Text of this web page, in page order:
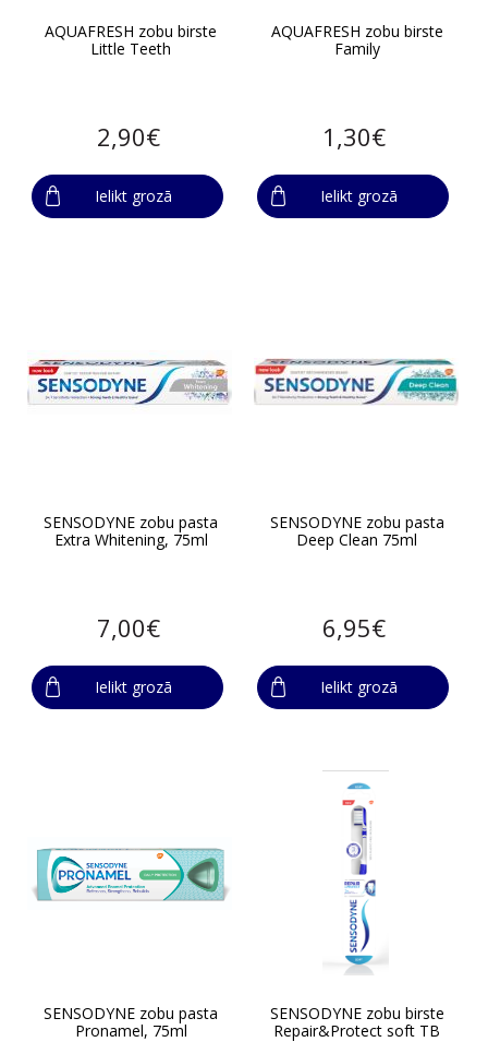
AQUAFRESH zobu birste
Little Teeth
2,90€
Ielikt grozā
AQUAFRESH zobu birste
Family
1,30€
Ielikt grozā
SENSODYNE zobu pasta
Extra Whitening, 75ml
7,00€
Ielikt grozā
SENSODYNE zobu pasta
Deep Clean 75ml
6,95€
Ielikt grozā
SENSODYNE zobu pasta
Pronamel, 75ml
SENSODYNE zobu birste
Repair&Protect soft TB